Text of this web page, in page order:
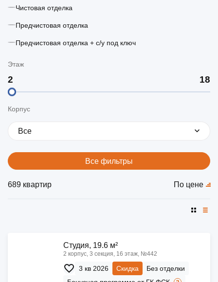
Чистовая отделка
Предчистовая отделка
Предчистовая отделка + с/у под ключ
Этаж
Корпус
Все
Все фильтры
689 квартир По цене
Cтудия, 19.6 м²
2 корпус, 3 секция, 16 этаж, №442
3 кв 2026 Скидка
Без отделки